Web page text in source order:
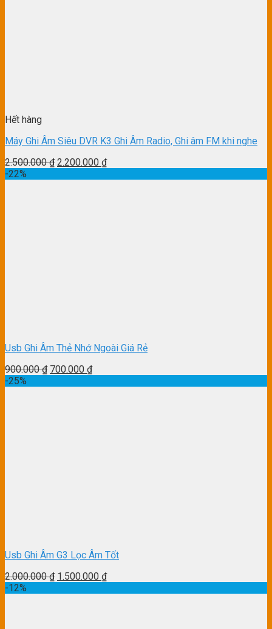
Hết hàng
Máy Ghi Âm Siêu DVR K3 Ghi Âm Radio, Ghi âm FM khi nghe
2.500.000₫ 2.200.000 ₫
-22%
Usb Ghi Âm Thẻ Nhớ Ngoài Giá Rẻ
900.000₫ 700.000 ₫
-25%
Usb Ghi Âm G3 Lọc Âm Tốt
2.000.000₫ 1.500.000 ₫
-12%